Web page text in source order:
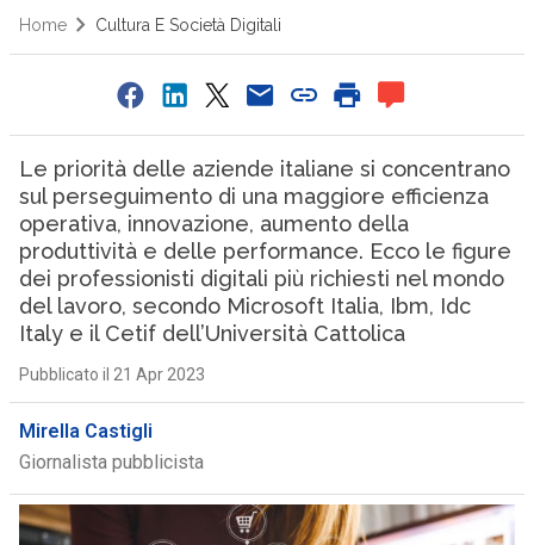
Home Cultura E Società Digitali
Le priorità delle aziende italiane si concentrano
sul perseguimento di una maggiore efficienza
operativa, innovazione, aumento della
produttività e delle performance. Ecco le figure
dei professionisti digitali più richiesti nel mondo
del lavoro, secondo Microsoft Italia, Ibm, Idc
Italy e il Cetif dell’Università Cattolica
Pubblicato il 21 Apr 2023
Mirella Castigli
Giornalista pubblicista